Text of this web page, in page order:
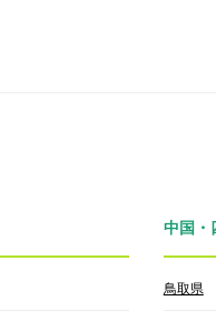
中国・
鳥取県